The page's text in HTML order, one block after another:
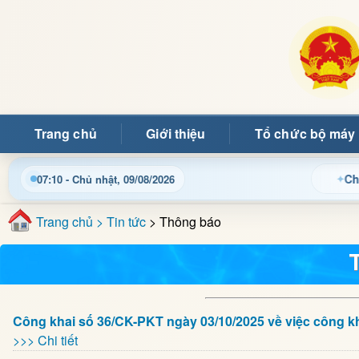
Trang chủ Giới thiệu Tổ chức bộ máy
07:10 - Chủ nhật, 09/08/2026 Chào
Trang chủ > Tin tức > Thông báo
Công khai số 36/CK-PKT ngày 03/10/2025 về việc
>>> Chi tiết